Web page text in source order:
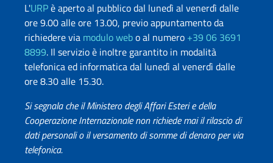
L'URPè aperto al pubblico dal lunedì al venerdì dalle
ore 9.00 alle ore 13.00, previo appuntamento da
richiedere via modulo webo al numero +39 06 3691
8899. Il servizio è inoltre garantito in modalità
telefonica ed informatica dal lunedì al venerdì dalle
ore 8.30 alle 15.30.
Si segnala che il Ministero degli Affari Esteri e della
Cooperazione Internazionale non richiede mai il rilascio di
dati personali o il versamento di somme di denaro per via
telefonica.